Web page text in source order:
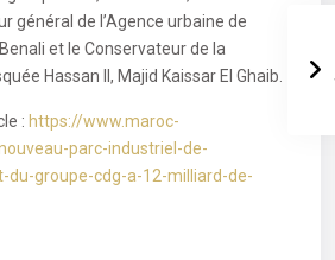
général de l’Agence urbaine de
et le Conservateur de la
Hassan II, Majid Kaissar El Ghaib.
: https://www.maroc-
parc-industriel-de-
du-groupe-cdg-a-12-milliard-de-